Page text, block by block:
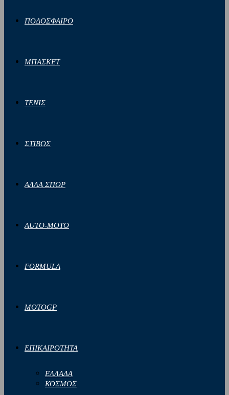
ΠΟΔΟΣΦΑΙΡΟ
ΜΠΑΣΚΕΤ
ΤΕΝΙΣ
ΣΤΙΒΟΣ
ΑΛΛΑ ΣΠΟΡ
AUTO-MOTO
FORMULA
MOTOGP
ΕΠΙΚΑΙΡΟΤΗΤΑ
ΕΛΛΑΔΑ
ΚΟΣΜΟΣ